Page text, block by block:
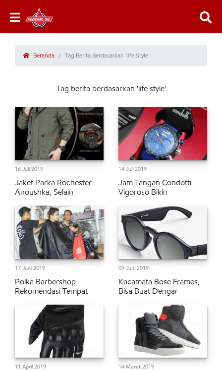
Beranda Tag Berita Berdasarkan 'life Style'
Tag berita berdasarkan 'life style'
16 Juli 2019
Jaket Parka Rochester
Anoushka, Selain
14 Juli 2019
Jam Tangan Condotti-
Vigoroso Bikin
17 Juni 2019
Polka Barbershop
Rekomendasi Tempat
09 Juni 2019
Kacamata Bose Frames,
Bisa Buat Dengar
11 April 2019 14 Maret 2019